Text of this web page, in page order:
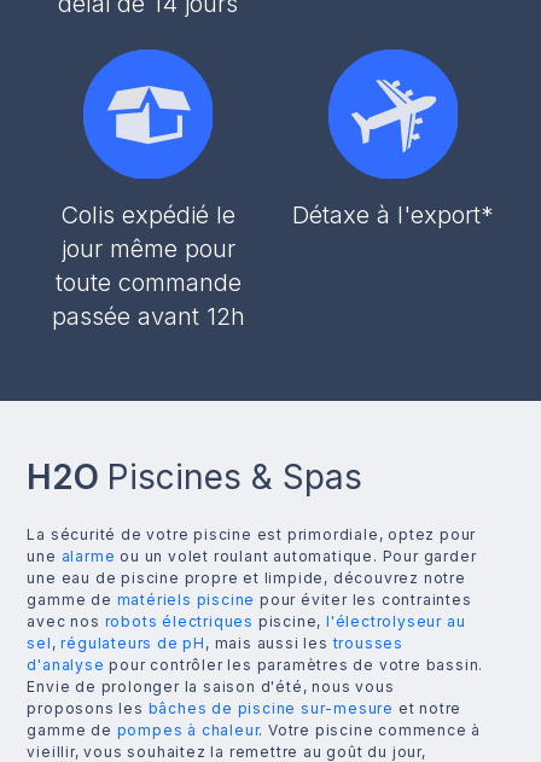
Colis expédié le
jour même pour
toute commande
passée avant 12h
Détaxe à l'export*
H2O Piscines & Spas
La sécurité de votre piscine est primordiale, optez pour
une alarme ou un volet roulant automatique. Pour garder
une eau de piscine propre et limpide, découvrez notre
gamme de matériels piscine pour éviter les contraintes
avec nos robots électriques piscine, l'électrolyseur au
sel ,régulateurs de pH , mais aussi lestrousses
d'analyse pour contrôler les paramètres de votre bassin.
Envie de prolonger la saison d'été, nous vous
proposons les bâches de piscine sur-mesure et notre
gamme de pompes à chaleur. Votre piscine commence à
vieillir, vous souhaitez la remettre au goût du jour,